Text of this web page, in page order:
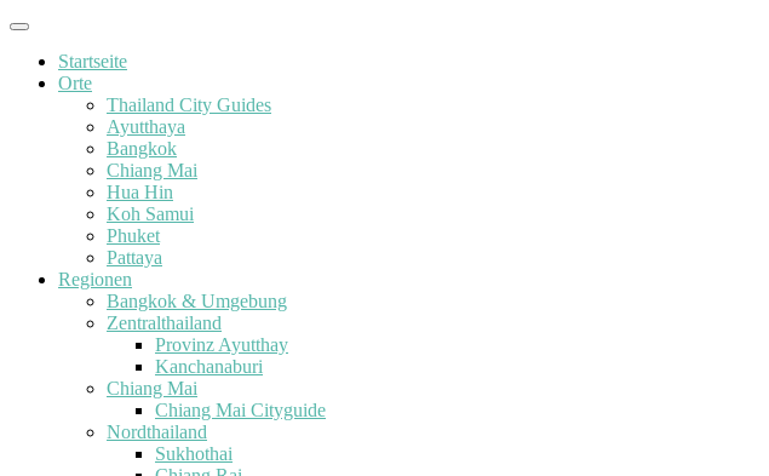
Startseite
Orte
Thailand City Guides
Ayutthaya
Bangkok
Chiang Mai
Hua Hin
Koh Samui
Phuket
Pattaya
Regionen
Bangkok & Umgebung
Zentralthailand
Provinz Ayutthay
Kanchanaburi
Chiang Mai
Chiang Mai Cityguide
Nordthailand
Sukhothai